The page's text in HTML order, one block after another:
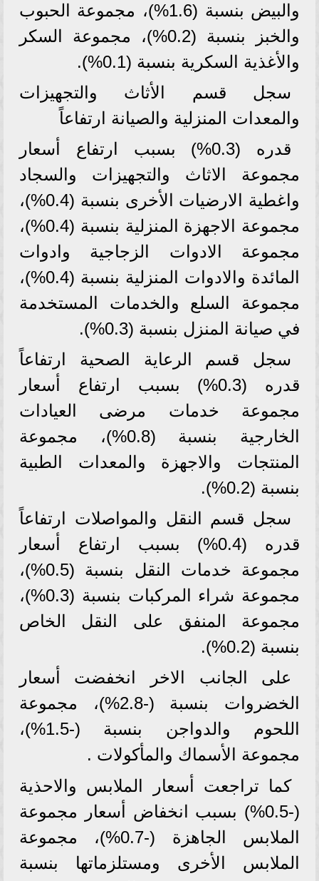
والبيض بنسبة (1.6%)، مجموعة الحبوب
والخبز بنسبة (0.2%)، مجموعة السكر
والأغذية السكرية بنسبة (0.1%).
سجل قسم الأثاث والتجهيزات
والمعدات المنزلية والصيانة ارتفاعاً
قدره (0.3%) بسبب ارتفاع أسعار
مجموعة الاثاث والتجهيزات والسجاد
واغطية الارضيات الأخرى بنسبة (0.4%)،
مجموعة الاجهزة المنزلية بنسبة (0.4%)،
مجموعة الادوات الزجاجية وادوات
المائدة والادوات المنزلية بنسبة (0.4%)،
مجموعة السلع والخدمات المستخدمة
في صيانة المنزل بنسبة (0.3%).
سجل قسم الرعاية الصحية ارتفاعاً
قدره (0.3%) بسبب ارتفاع أسعار
مجموعة خدمات مرضى العيادات
الخارجية بنسبة (0.8%)، مجموعة
المنتجات والاجهزة والمعدات الطبية
بنسبة (0.2%).
سجل قسم النقل والمواصلات ارتفاعاً
قدره (0.4%) بسبب ارتفاع أسعار
مجموعة خدمات النقل بنسبة (0.5%)،
مجموعة شراء المركبات بنسبة (0.3%)،
مجموعة المنفق على النقل الخاص
بنسبة (0.2%).
على الجانب الاخر انخفضت أسعار
الخضروات بنسبة (-2.8%)، مجموعة
اللحوم والدواجن بنسبة (-1.5%)،
مجموعة الأسماك والمأكولات .
كما تراجعت أسعار الملابس والاحذية
(-0.5%) بسبب انخفاض أسعار مجموعة
الملابس الجاهزة (-0.7%)، مجموعة
الملابس الأخرى ومستلزماتها بنسبة